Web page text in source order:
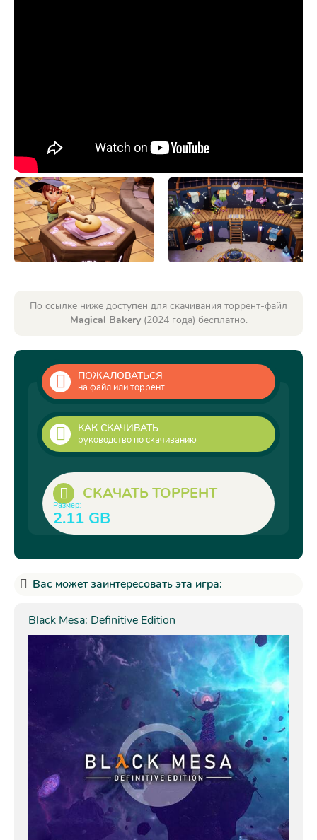
По ссылке ниже доступен для скачивания торрент-файл
Magical Bakery(2024 года) бесплатно.
ПОЖАЛОВАТЬСЯ
на файл или торрент
КАК СКАЧИВАТЬ
руководство по скачиванию
СКАЧАТЬ ТОРРЕНТ
Размер:
2.11 GB
Вас может заинтересовать эта игра:
Black Mesa: Definitive Edition